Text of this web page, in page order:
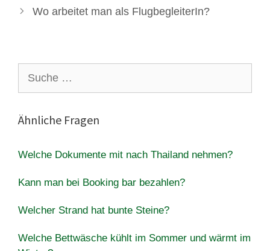
Wo arbeitet man als FlugbegleiterIn?
nach:
Ähnliche Fragen
Welche Dokumente mit nach Thailand nehmen?
Kann man bei Booking bar bezahlen?
Welcher Strand hat bunte Steine?
Welche Bettwäsche kühlt im Sommer und wärmt im